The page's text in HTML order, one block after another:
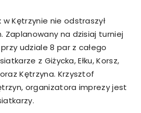
Kętrzynie nie odstraszył
Zaplanowany na dzisiaj turniej
udziale 8 par z całego
z Giżycka, Ełku, Korsz,
Kętrzyna. Krzysztof
organizatora imprezy jest